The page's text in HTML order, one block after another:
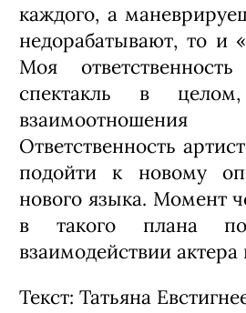
Не возникает
обратиться к
Пока нет. Мне
соврать, а
обманешь. Можно
статичной позе, но она
или иной сцены
мощнее и скажет
целый монолог.
движения, даже
животного